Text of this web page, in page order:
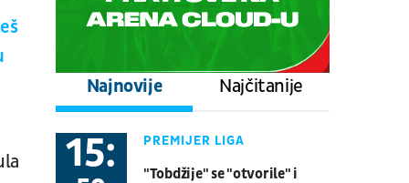
08.08. 20:30 UŽIVO
Fudbal PRIJATELJSKE UTAKMICE
Gremio - Sao Paulo
BRAZILSKA LIGA
Najnovije Najčitanije
PREMIJER LIGA
15:
"Tobdžije" se "otvorile" i